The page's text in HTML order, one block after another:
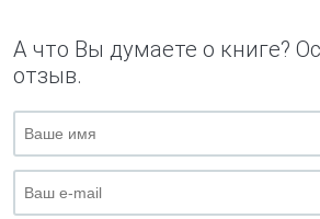
А что Вы думаете о книге?
отзыв.